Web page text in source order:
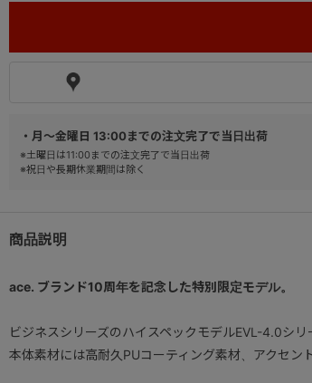
・月～金曜日 13:00までの注文完了で当日出荷
※土曜日は11:00までの注文完了で当日出荷
※祝日や長期休業期間は除く
商品説明
ace. ブランド10周年を記念した特別限定モデル。
ビジネスシリーズのハイスペックモデルEVL-4.0シリ
本体素材には高耐久PUコーティング素材、アクセン